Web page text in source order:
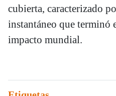
cubierta, caracterizado
instantáneo que terminó
impacto mundial.